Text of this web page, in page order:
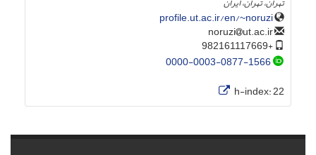
تهران، تهران، ایران
profile.ut.ac.ir/en/~noruzi
ut.ac.ir
+982161117669
0000-0003-0877-1566
h-index:22